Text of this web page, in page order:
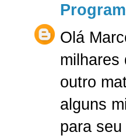
Olá
milhares
outro
alguns
para